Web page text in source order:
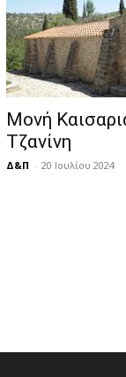
Μονή
Τζανίνη
Δ&Π - 20 Ιουλίου 2024